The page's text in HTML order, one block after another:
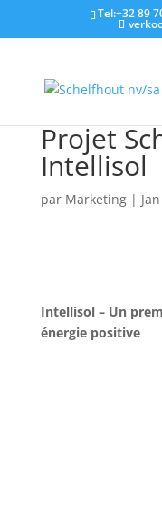
Tel:+32 89
Projet
Intellisol
par Marketing|
Intellisol – Un
énergie positive